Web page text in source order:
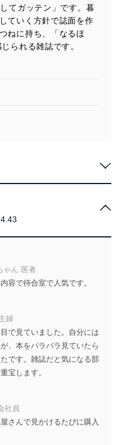
てガッテン」です。暮
ていく方針で誌面を作
ねに持ち、「なるほ
られる雑誌です。
4.43
ゃん 医者
容で待合室で人気です。
婦
で見ていました。自分には
、本をパラパラ見ていたら
です。雑誌だと気になる部
宝します。
社員
さんで見かけるたびに購入